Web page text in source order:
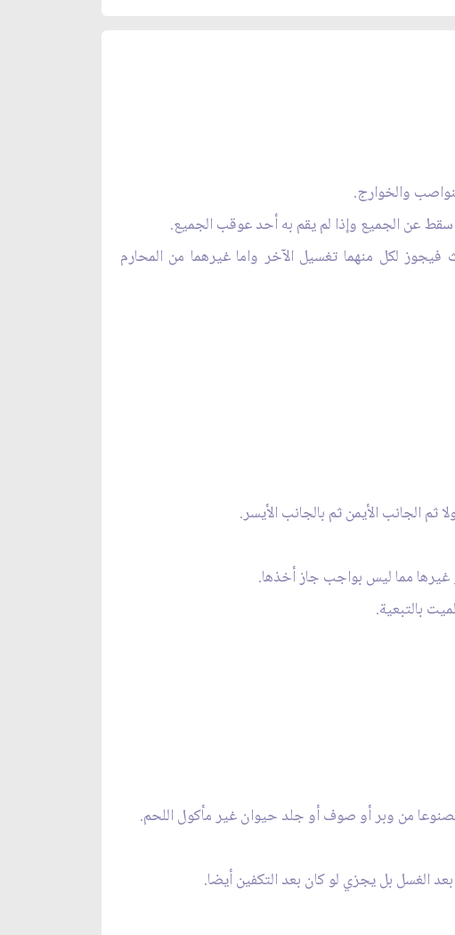
والخوارج.
عن الجميع وإذا لم يقم به أحد عوقب الجميع.
لكل منهما تغسيل الآخر واما غيرهما من المحارم
ثم الجانب الأيمن ثم بالجانب الأيسر.
غيرها مما ليس بواجب جاز أخذها.
بالتبعية.
من وبر أو صوف أو جلد حيوان غير مأكول اللحم.
الغسل بل يجزي لو كان بعد التكفين أيضا.